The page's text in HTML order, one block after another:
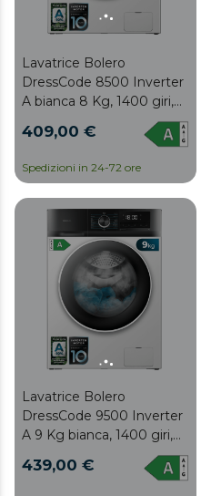
Lavatrice Bolero
DressCode 8500 Inverter
A bianca 8 Kg, 1400 giri,
vapore, 16 programmi,
409,00 €
Spedizioni in 24-72 ore
Lavatrice Bolero
DressCode 9500 Inverter
A 9 Kg bianca, 1400 giri,
vapore, 16 programmi,
439,00 €